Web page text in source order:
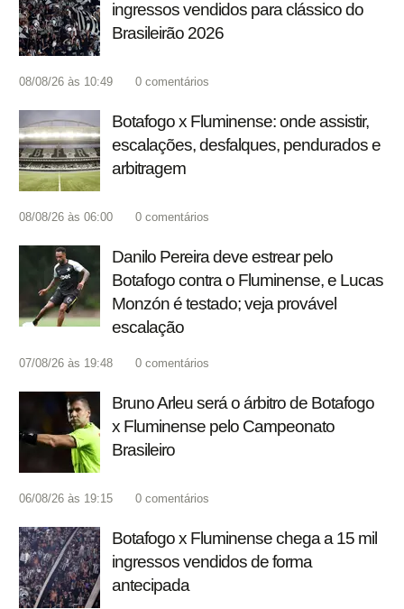
ingressos vendidos para clássico do
Brasileirão 2026
08/08/26 às 10:49 0 comentários
Botafogo x Fluminense: onde assistir,
escalações, desfalques, pendurados e
arbitragem
08/08/26 às 06:00 0 comentários
Danilo Pereira deve estrear pelo
Botafogo contra o Fluminense, e Lucas
Monzón é testado; veja provável
escalação
07/08/26 às 19:48 0 comentários
Bruno Arleu será o árbitro de Botafogo
x Fluminense pelo Campeonato
Brasileiro
06/08/26 às 19:15 0 comentários
Botafogo x Fluminense chega a 15 mil
ingressos vendidos de forma
antecipada